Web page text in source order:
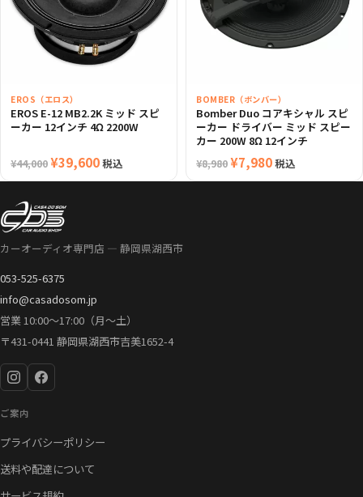
し
た。
で
す。
EROS（エロス）
EROS E-12 MB2.2K ミッド スピ
ーカー 12インチ 4Ω 2200W
¥44,000元
の
価
格
は
で
し
た。
¥39,600現
在
格
す。
税込
BOMBER（ボンバー）
Bomber Duo コアキシャル スピ
ーカー ドライバー ミッド スピー
カー 200W 8Ω 12インチ
¥8,980元
の
¥7,980現
在
税込
カーオーディオ専門店 — 静岡県湖西市
053-525-6375
info@casadosom.jp
営業 10:00〜17:00（月〜土）
〒431-0441 静岡県湖西市吉美1652-4
ご案内
プライバシーポリシー
送料や配達について